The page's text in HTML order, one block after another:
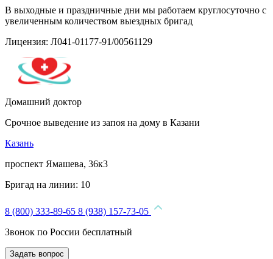
В выходные и праздничные дни мы работаем круглосуточно с
увеличенным количеством выездных бригад
Лицензия: Л041-01177-91/00561129
Домашний доктор
Срочное выведение из запоя на дому в Казани
Казань
проспект Ямашева, 36к3
Бригад на линии: 10
8 (800) 333-89-65 8 (938) 157-73-05
Звонок по России бесплатный
Задать вопрос